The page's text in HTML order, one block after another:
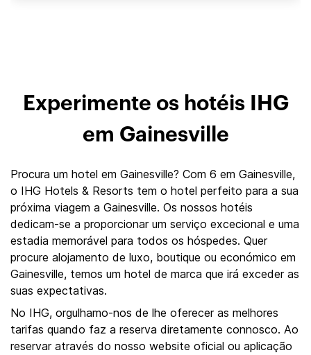
Experimente os hotéis IHG
em Gainesville
Procura um hotel em Gainesville? Com 6 em Gainesville,
o IHG Hotels & Resorts tem o hotel perfeito para a sua
próxima viagem a Gainesville. Os nossos hotéis
dedicam-se a proporcionar um serviço excecional e uma
estadia memorável para todos os hóspedes. Quer
procure alojamento de luxo, boutique ou económico em
Gainesville, temos um hotel de marca que irá exceder as
suas expectativas.
No IHG, orgulhamo-nos de lhe oferecer as melhores
tarifas quando faz a reserva diretamente connosco. Ao
reservar através do nosso website oficial ou aplicação